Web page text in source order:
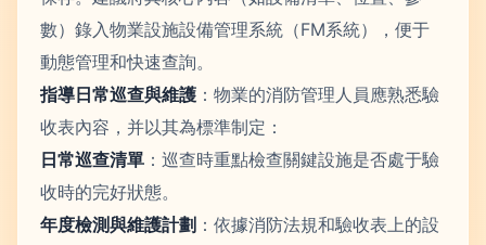
數）錄入物業設施設備管理系統（FM系統），便于
動態管理和快速查詢。
指導日常巡查與維護 ：物業的消防管理人員應熟悉驗
收表內容，并以其為標準制定：
日常巡查清單 ：巡查時重點檢查關鍵設施是否處于驗
收時的完好狀態。
年度檢測與維護計劃 ：依據消防法規和驗收表上的設